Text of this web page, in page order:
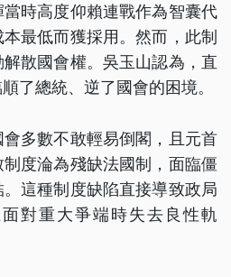
時高度仰賴連戰作為智囊代
最低而獲採用。然而，此制
散國會權。吳玉山認為，直
了總統、逆了國會的困境。
多數不敢輕易倒閣，且元首
度淪為殘缺法國制，面臨僵
這種制度缺陷直接導致政局
對重大爭端時失去良性軌